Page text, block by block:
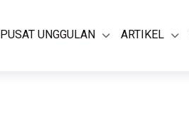
PUSAT UNGGULAN ARTIKEL